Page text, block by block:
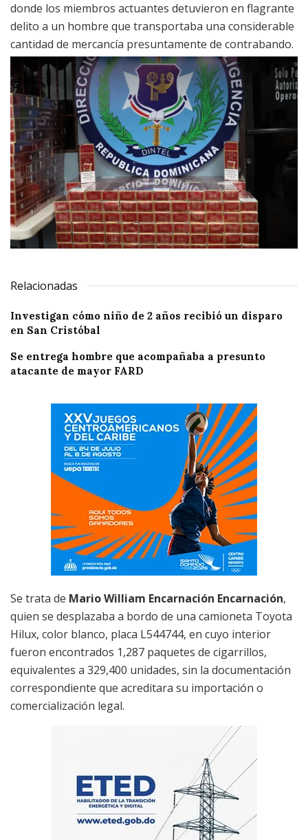
donde los miembros actuantes detuvieron en flagrante
delito a un hombre que transportaba una considerable
cantidad de mercancía presuntamente de contrabando.
Relacionadas
Investigan cómo niño de 2 años recibió un disparo
en San Cristóbal
Se entrega hombre que acompañaba a presunto
atacante de mayor FARD
Se trata de Mario William Encarnación Encarnación,
quien se desplazaba a bordo de una camioneta Toyota
Hilux, color blanco, placa L544744, en cuyo interior
fueron encontrados 1,287 paquetes de cigarrillos,
equivalentes a 329,400 unidades, sin la documentación
correspondiente que acreditara su importación o
comercialización legal.